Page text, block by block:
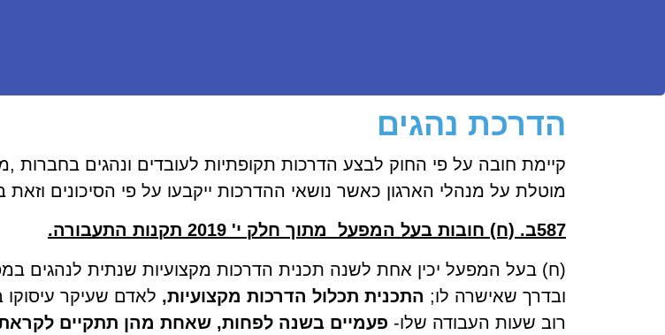
הדרכת נהגים
קיימת חובה על פי החוק לבצע הדרכות תקופתיות לעובדים ונהגים בחברות
מוטלת על מנהלי הארגון כאשר נושאי ההדרכות ייקבעו על פי הסיכונים
587ב. (ח) חובות בעל המפעל מתוך חלק י' 2019 תקנות התעבורה.
(ח) בעל המפעל יכין אחת לשנה תכנית הדרכות מקצועיות שנתית לנהגים
ובדרך שאישרה לו; התכנית תכלול הדרכות מקצועיות, לאדם שעיקר
רוב שעות העבודה שלו- פעמיים בשנה לפחות, שאחת מהן תתקיים